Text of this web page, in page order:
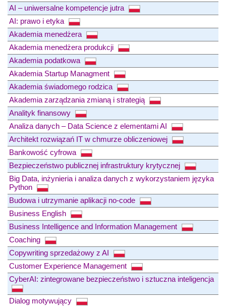
AI – uniwersalne kompetencje jutra
AI: prawo i etyka
Akademia menedżera
Akademia menedżera produkcji
Akademia podatkowa
Akademia Startup Managment
Akademia świadomego rodzica
Akademia zarządzania zmianą i strategią
Analityk finansowy
Analiza danych – Data Science z elementami AI
Architekt rozwiązań IT w chmurze obliczeniowej
Bankowość cyfrowa
Bezpieczeństwo publicznej infrastruktury krytycznej
Big Data, inżynieria i analiza danych z wykorzystaniem języka
Python
Budowa i utrzymanie aplikacji no-code
Business English
Business Intelligence and Information Management
Coaching
Copywriting sprzedażowy z AI
Customer Experience Management
CyberAI: zintegrowane bezpieczeństwo i sztuczna inteligencja
Dialog motywujący